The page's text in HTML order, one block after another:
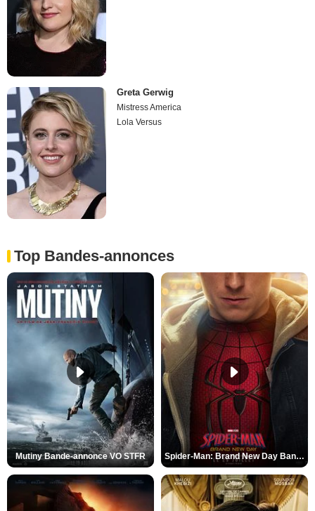
Greta Gerwig
Mistress America
Lola Versus
Top Bandes-annonces
Mutiny Bande-annonce VO STFR Spider-Man: Brand New Day Bande-annonce VO STFR